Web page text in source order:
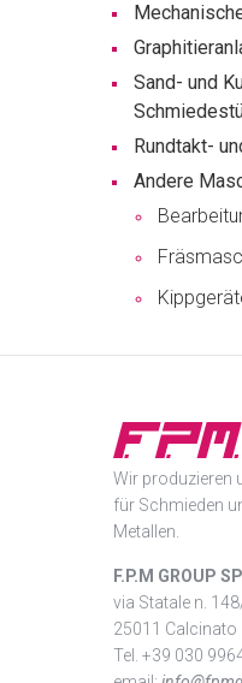
Sand- und
Rundtakt-
Andere
Wir produzieren
für Schmieden
Metallen.
F.P.M GROUP
via Statale n.
25011 Calcinato
Tel. +39 030